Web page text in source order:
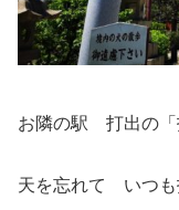
お隣の駅 打出の「
天を忘れて いつも